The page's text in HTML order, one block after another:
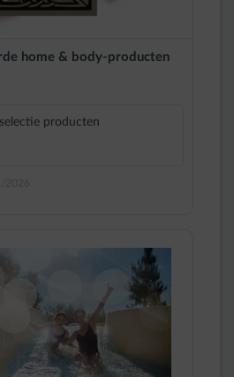
home & body-producten
producten